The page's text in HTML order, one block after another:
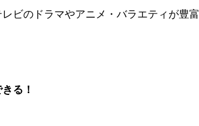
ビのドラマやアニメ・バラエティが豊富
る！